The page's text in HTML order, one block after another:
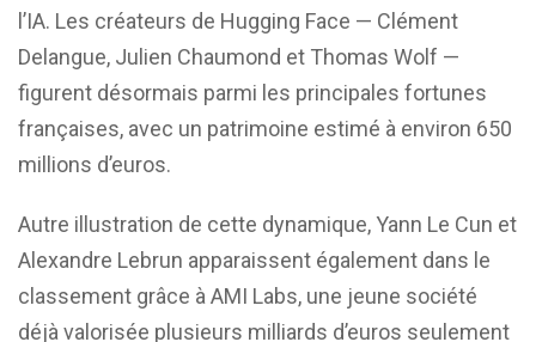
l’IA. Les créateurs de Hugging Face — Clément
Delangue, Julien Chaumond et Thomas Wolf —
figurent désormais parmi les principales fortunes
françaises, avec un patrimoine estimé à environ 650
millions d’euros.
Autre illustration de cette dynamique,Yann Le Cun et
Alexandre Lebrun apparaissent également dans le
classement grâce àAMI Labs, une jeune société
déjà valorisée plusieurs milliards d’euros seulement